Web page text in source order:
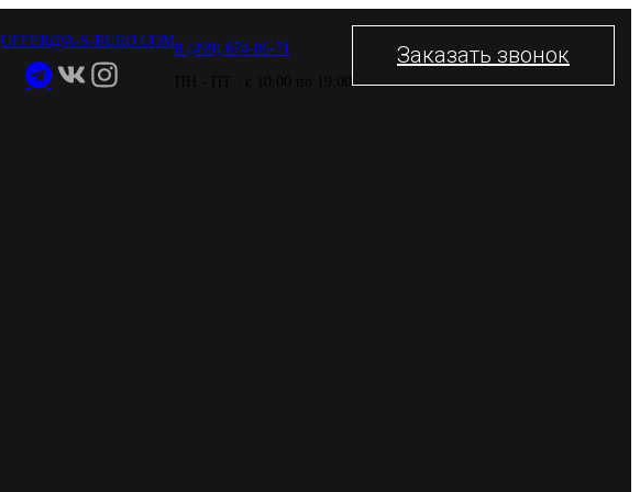
OFFER@A-S-BURO.COM8 (499) 674-06-71
ПН - ПТ : с 10:00 по 19:00
Заказать звонок